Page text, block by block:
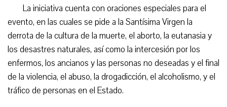
La iniciativa cuenta con oraciones especiales para el
evento, en las cuales se pide a la Santísima Virgen la
derrota de la cultura de la muerte, el aborto, la eutanasia y
los desastres naturales, así como la intercesión por los
enfermos, los ancianos y las personas no deseadas y el final
de la violencia, el abuso, la drogadicción, el alcoholismo, y el
tráfico de personas en el Estado.